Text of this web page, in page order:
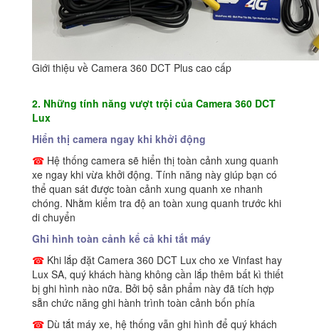
Giới thiệu về Camera 360 DCT Plus cao cấp
2. Những tính năng vượt trội của Camera 360 DCT
Lux
Hiển thị camera ngay khi khởi động
☎ Hệ thống camera sẽ hiển thị toàn cảnh xung quanh
xe ngay khi vừa khởi động. Tính năng này giúp bạn có
thể quan sát được toàn cảnh xung quanh xe nhanh
chóng. Nhằm kiểm tra độ an toàn xung quanh trước khi
di chuyển
Ghi hình toàn cảnh kể cả khi tắt máy
☎ Khi lắp đặt Camera 360 DCT Lux cho xe Vinfast hay
Lux SA, quý khách hàng không cần lắp thêm bất kì thiết
bị ghi hình nào nữa. Bởi bộ sản phẩm này đã tích hợp
sẵn chức năng ghi hành trình toàn cảnh bốn phía
☎ Dù tắt máy xe, hệ thống vẫn ghi hình để quý khách